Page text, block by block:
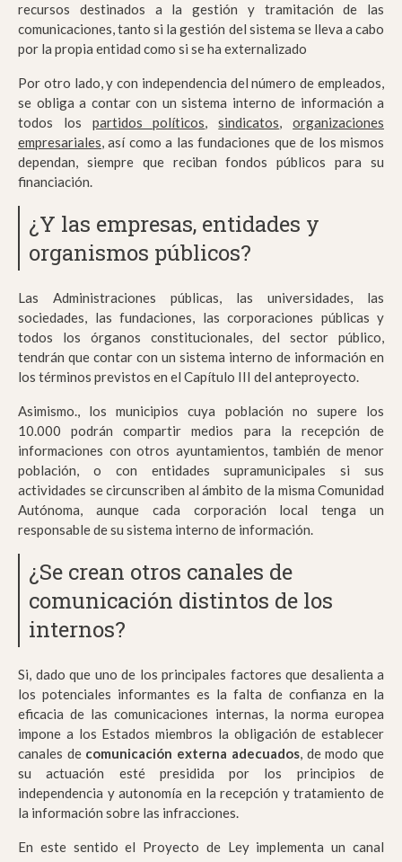
recursos destinados a la gestión y tramitación de las
comunicaciones, tanto si la gestión del sistema se lleva a cabo
por la propia entidad como si se ha externalizado
Por otro lado, y con independencia del número de empleados,
se obliga a contar con un sistema interno de información a
todos los partidos políticos,sindicatos,organizaciones
empresariales, así como a las fundaciones que de los mismos
dependan, siempre que reciban fondos públicos para su
financiación.
¿Y las empresas, entidades y
organismos públicos?
Las Administraciones públicas, las universidades, las
sociedades, las fundaciones, las corporaciones públicas y
todos los órganos constitucionales, del sector público,
tendrán que contar con un sistema interno de información en
los términos previstos en el Capítulo III del anteproyecto.
Asimismo., los municipios cuya población no supere los
10.000 podrán compartir medios para la recepción de
informaciones con otros ayuntamientos, también de menor
población, o con entidades supramunicipales si sus
actividades se circunscriben al ámbito de la misma Comunidad
Autónoma, aunque cada corporación local tenga un
responsable de su sistema interno de información.
¿Se crean otros canales de
comunicación distintos de los
internos?
Si, dado que uno de los principales factores que desalienta a
los potenciales informantes es la falta de confianza en la
eficacia de las comunicaciones internas, la norma europea
impone a los Estados miembros la obligación de establecer
canales de comunicación externa adecuados, de modo que
su actuación esté presidida por los principios de
independencia y autonomía en la recepción y tratamiento de
la información sobre las infracciones.
En este sentido el Proyecto de Ley implementa un canal